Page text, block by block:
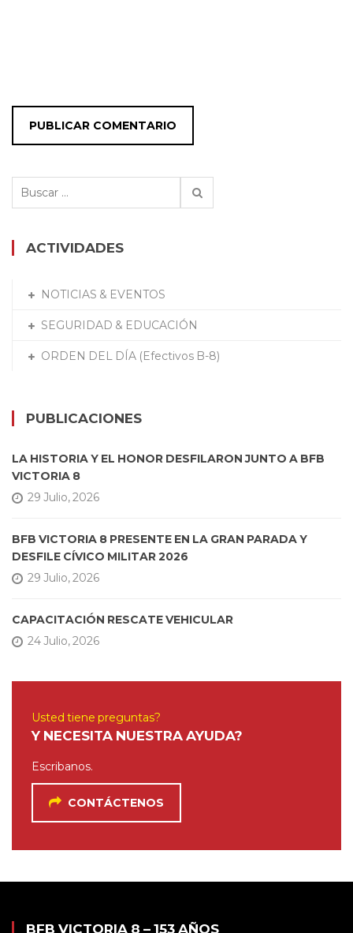
Buscar:
ACTIVIDADES
NOTICIAS & EVENTOS
SEGURIDAD & EDUCACIÓN
ORDEN DEL DÍA (Efectivos B-8)
PUBLICACIONES
LA HISTORIA Y EL HONOR DESFILARON JUNTO A BFB
VICTORIA 8
29 Julio, 2026
BFB VICTORIA 8 PRESENTE EN LA GRAN PARADA Y
DESFILE CÍVICO MILITAR 2026
29 Julio, 2026
CAPACITACIÓN RESCATE VEHICULAR
24 Julio, 2026
Usted tiene preguntas?
Y NECESITA NUESTRA AYUDA?
Escribanos.
CONTÁCTENOS
BFB VICTORIA 8 – 153 AÑOS